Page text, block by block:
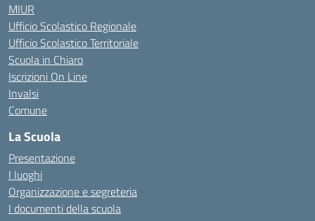
MIUR
Ufficio Scolastico Regionale
Ufficio Scolastico Territoriale
Scuola in Chiaro
Iscrizioni On Line
Invalsi
Comune
La Scuola
Presentazione
I luoghi
Organizzazione e segreteria
I documenti della scuola